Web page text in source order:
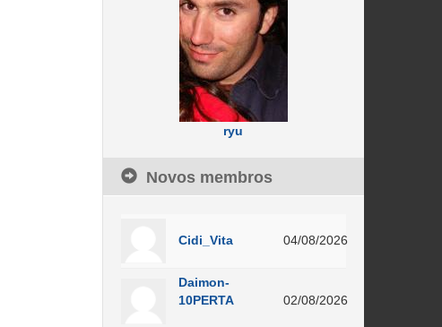
ryu
Novos membros
Cidi_Vita 04/08/2026
Daimon-
10PERTA
02/08/2026